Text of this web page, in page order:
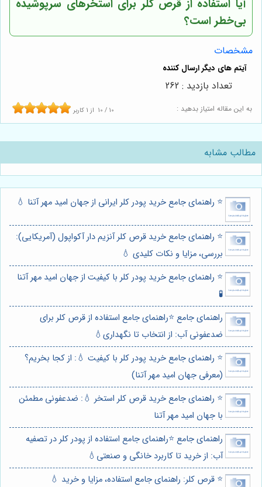
آیا استفاده از قرص کلر برای استخرهای سرپوشیده
بی‌خطر است؟
مشخصات
به این مقاله امتیاز بدهید : 10 / 10 از 1 کاربر
تعداد بازدید : 262
مطالب مشابه
⭐️ راهنمای جامع خرید پودر کلر ایرانی از جهان امید مهر آتنا 💧
⭐️ راهنمای جامع خرید قرص کلر آنزیم دار آکواپول (آمریکایی):
بررسی، مزایا و نکات کلیدی 💧
⭐️ راهنمای جامع خرید پودر کلر با کیفیت از جهان امید مهر آتنا
🧪
راهنمای جامع ⭐️راهنمای جامع استفاده از قرص کلر برای
ضدعفونی آب: از انتخاب تا نگهداری💧
⭐️ راهنمای جامع خرید پودر کلر با کیفیت 💧: از کجا بخریم؟
(معرفی جهان امید مهر آتنا)
⭐️ راهنمای جامع خرید قرص کلر استخر 💧: ضدعفونی مطمئن
با جهان امید مهر آتنا
راهنمای جامع ⭐️راهنمای جامع استفاده از پودر کلر در تصفیه
آب: از خرید تا کاربرد خانگی و صنعتی💧
⭐️ قرص کلر: راهنمای جامع استفاده، مزایا و خرید 💧